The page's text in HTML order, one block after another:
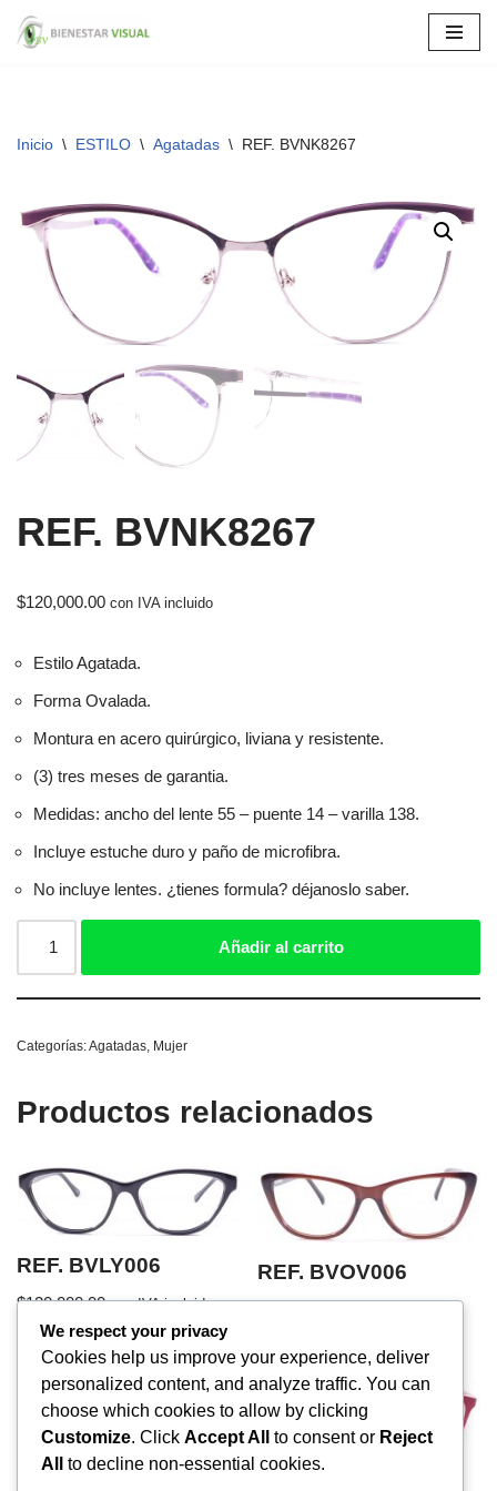
Inicio \ ESTILO \ Agatadas \ REF. BVNK8267
REF. BVNK8267
$120,000.00 con IVA incluido
Estilo Agatada.
Forma Ovalada.
Montura en acero quirúrgico, liviana y resistente.
(3) tres meses de garantia.
Medidas: ancho del lente 55 – puente 14 – varilla 138.
Incluye estuche duro y paño de microfibra.
No incluye lentes. ¿tienes formula? déjanoslo saber.
Añadir al carrito
Categorías:Agatadas Mujer
Productos relacionados
REF. BVLY006
$120,000.00 con IVA incluido
REF. BVOV006
We respect your privacy
Cookies help us improve your experience, deliver
personalized content, and analyze traffic. You can
choose which cookies to allow by clicking
Customize. Click Accept All to consent or Reject
All
to decline non-essential cookies.